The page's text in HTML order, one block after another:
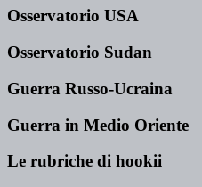
Osservatorio USA
Osservatorio Sudan
Guerra Russo-Ucraina
Guerra in Medio Oriente
Le rubriche di hookii